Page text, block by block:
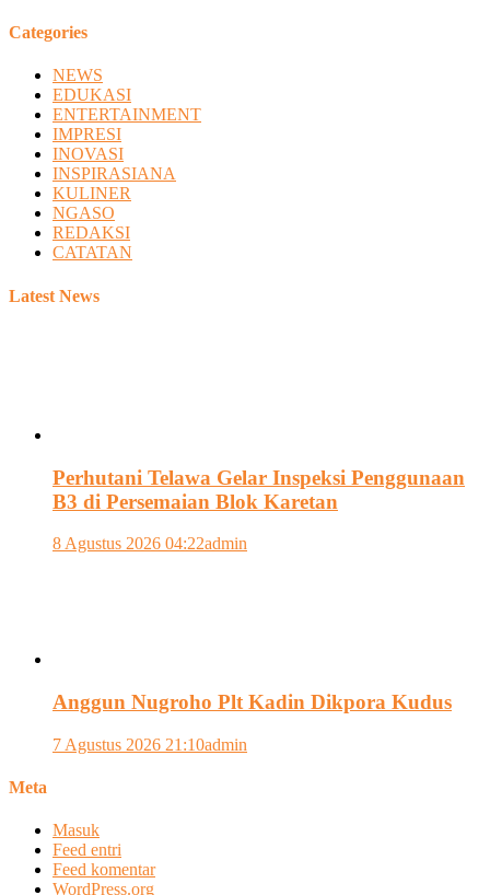
Categories
NEWS
EDUKASI
ENTERTAINMENT
IMPRESI
INOVASI
INSPIRASIANA
KULINER
NGASO
REDAKSI
CATATAN
Latest News
Perhutani Telawa Gelar Inspeksi Penggunaan
B3 di Persemaian Blok Karetan
8 Agustus 2026 04:22admin
Anggun Nugroho Plt Kadin Dikpora Kudus
7 Agustus 2026 21:10admin
Meta
Masuk
Feed entri
Feed komentar
WordPress.org